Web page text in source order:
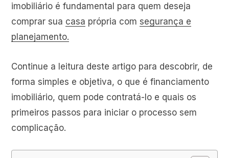
imobiliário é fundamental para quem deseja
comprar sua casa própria com segurança e
planejamento.
Continue a leitura deste artigo para descobrir, de
forma simples e objetiva, o que é financiamento
imobiliário, quem pode contratá-lo e quais os
primeiros passos para iniciar o processo sem
complicação.